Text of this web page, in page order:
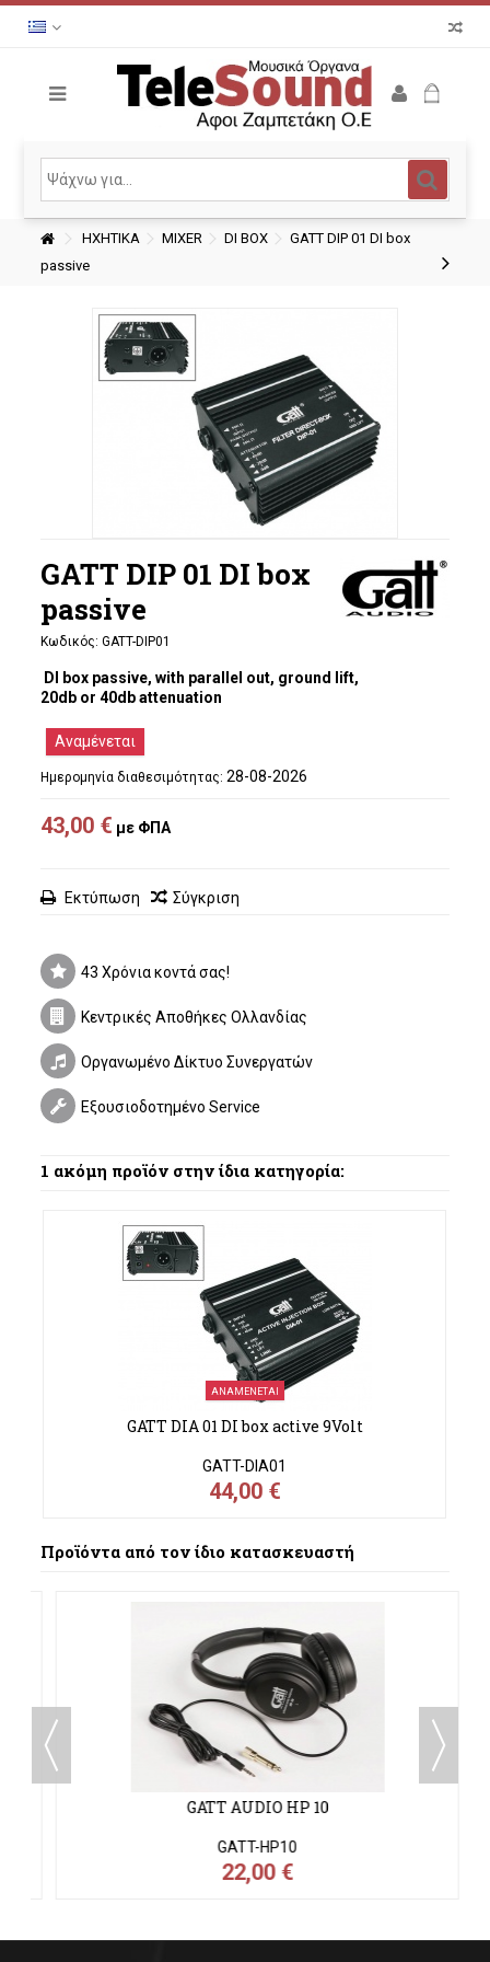
ΗΧΗΤΙΚΑ MIXER DI BOX
GATT DIP 01 DI box
passive
GATT DIP 01 DI box
passive
Κωδικός: GATT-DIP01
DI box passive, with parallel out, ground lift,
20db or 40db attenuation
Αναμένεται
Ημερομηνία διαθεσιμότητας: 28-08-2026
43,00 € με ΦΠΑ
Εκτύπωση Σύγκριση
43 Χρόνια κοντά σας!
Κεντρικές Αποθήκες Ολλανδίας
Οργανωμένο Δίκτυο Συνεργατών
Εξουσιοδοτημένο Service
1 ακόμη προϊόν στην ίδια κατηγορία:
ΑΝΑΜΈΝΕΤΑΙ
GATT DIA 01 DI box active 9Volt
GATT-DIA01
44,00 €
Προϊόντα από τον ίδιο κατασκευαστή
GATT AUDIO HP 10
GATT-HP10
22,00 €